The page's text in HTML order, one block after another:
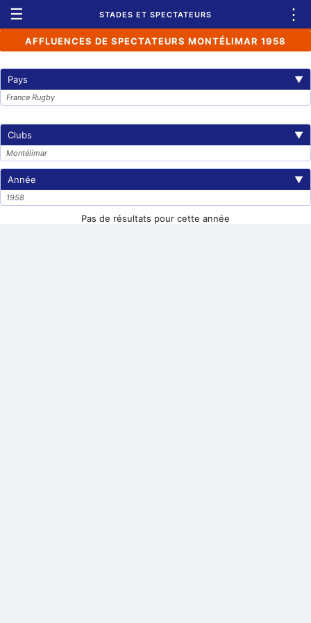
☰ STADES ET SPECTATEURS ⋮
AFFLUENCES DE SPECTATEURS MONTÉLIMAR 1958
Pays ▼
France Rugby
Clubs ▼
Montélimar
Année ▼
1958
Pas de résultats pour cette année